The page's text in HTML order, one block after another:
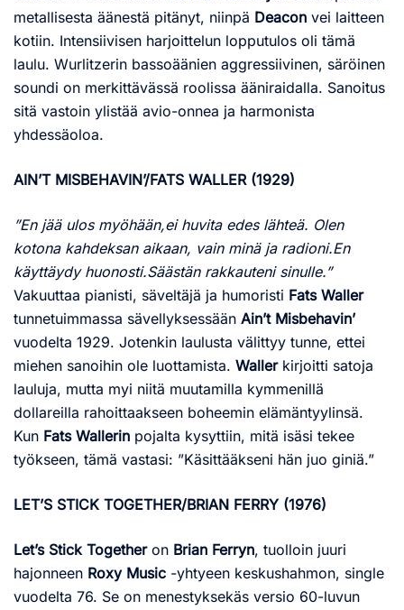
metallisesta äänestä pitänyt, niinpä Deacon vei laitteen
kotiin. Intensiivisen harjoittelun lopputulos oli tämä
laulu. Wurlitzerin bassoäänien aggressiivinen, säröinen
soundi on merkittävässä roolissa ääniraidalla. Sanoitus
sitä vastoin ylistää avio-onnea ja harmonista
yhdessäoloa.
AIN’T MISBEHAVIN’/FATS WALLER (1929)
”En jää ulos myöhään,ei huvita edes lähteä. Olen
kotona kahdeksan aikaan, vain minä ja radioni.En
käyttäydy huonosti.Säästän rakkauteni sinulle.”
Vakuuttaa pianisti, säveltäjä ja humoristi Fats Waller
tunnetuimmassa sävellyksessään Ain’t Misbehavin’
vuodelta 1929. Jotenkin laulusta välittyy tunne, ettei
miehen sanoihin ole luottamista. Wallerkirjoitti satoja
lauluja, mutta myi niitä muutamilla kymmenillä
dollareilla rahoittaakseen boheemin elämäntyylinsä.
Kun Fats Wallerin pojalta kysyttiin, mitä isäsi tekee
työkseen, tämä vastasi: ”Käsittääkseni hän juo giniä.”
LET’S STICK TOGETHER/BRIAN FERRY (1976)
Let’s Stick Together on Brian Ferryn, tuolloin juuri
hajonneen Roxy Music -yhtyeen keskushahmon, single
vuodelta 76. Se on menestyksekäs versio 60-luvun